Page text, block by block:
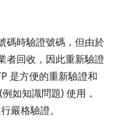
碼時驗證號碼，但由於
者回收，因此重新驗證
是方便的重新驗證和
如知識問題) 使用，
嚴格驗證。